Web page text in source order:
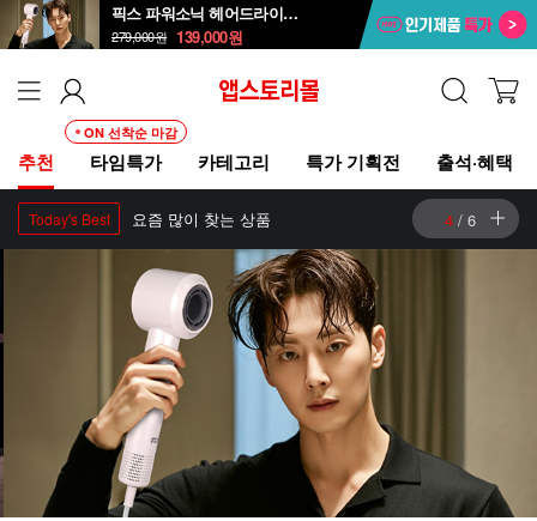
픽스 파워소닉 헤어드라이기 XHS-701
279,000원 139,000원
추천
ON 선착순 마감
타임특가 카테고리 특가 기획전 출석·혜택
Today's Best 요즘 많이 찾는 상품 4 / 6